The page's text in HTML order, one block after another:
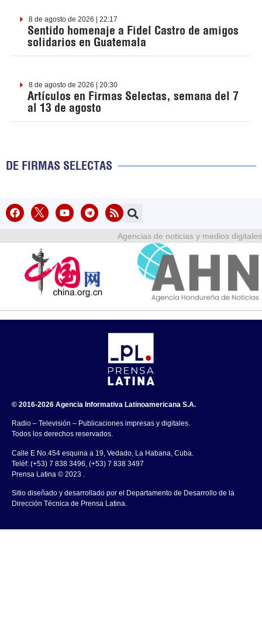
8 de agosto de 2026 | 22:17
Sentido homenaje a Fidel Castro de amigos
solidarios en Guatemala
8 de agosto de 2026 | 20:30
Artículos en Firmas Selectas, semana del 7
al 13 de agosto
DE FIRMAS SELECTAS
Agencias de noticias y medios digitales
© 2016-2026 Agencia Informativa Latinoamericana S.A.
Radio – Televisión – Publicaciones impresas y digitales.
Todos los derechos reservados.
Calle E No.454 esquina a 19, Vedado, La Habana, Cuba.
Teléf: (+53) 7 838 3496, (+53) 7 838 3497
Prensa Latina © 2023 .
Sitio diseñado y desarrollado por el Departamento de Desarrollo de la
Dirección Técnica de Prensa Latina.